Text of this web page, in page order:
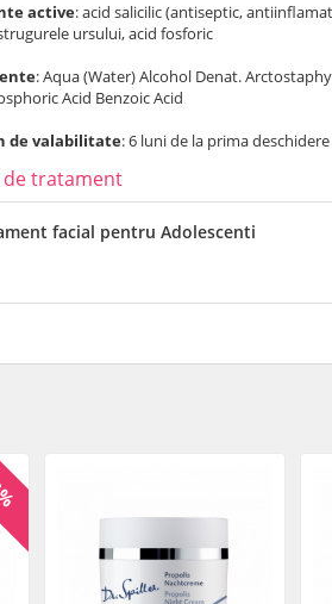
active: acid salicilic (antiseptic,
ursului, acid fosforic
: Aqua (Water) Alcohol Denat.
Acid Benzoic Acid
de valabilitate: 6 luni de la prima
de tratament
facial pentru Adolescenti